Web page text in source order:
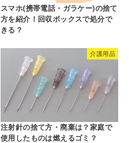
スマホ(携帯電話・ガラケー)の捨て
方を紹介！回収ボックスで処分で
きる？
介護用品
注射針の捨て方・廃棄は？家庭で
使用したものは燃えるゴミ？